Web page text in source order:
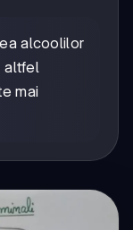
alcoolilor
altfel
mai